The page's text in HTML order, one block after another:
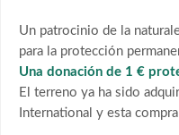
Un patrocinio de la
para la protección
Una donación de 1 €
El terreno ya ha sido
International y esta